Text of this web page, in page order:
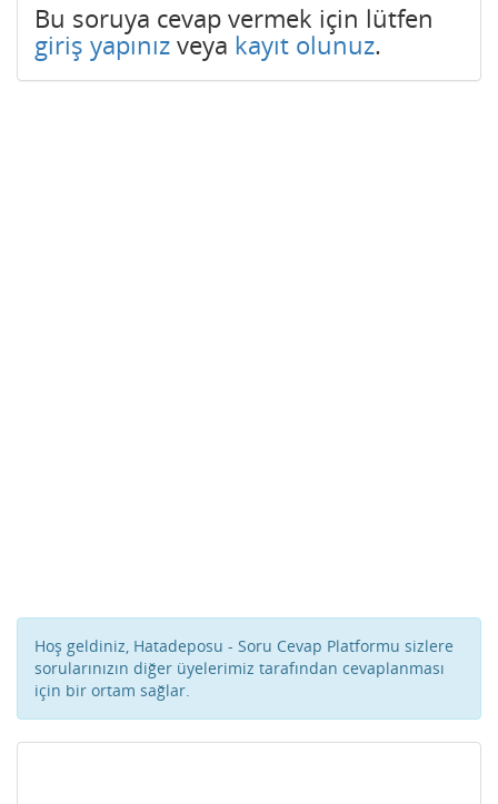
Bu soruya cevap vermek için lütfen
giriş yapınız veya kayıt olunuz.
Hoş geldiniz, Hatadeposu - Soru Cevap Platformu sizlere
sorularınızın diğer üyelerimiz tarafından cevaplanması
için bir ortam sağlar.